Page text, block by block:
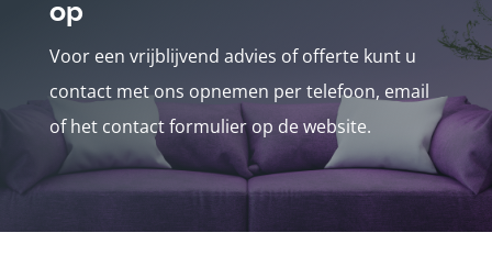
op
Voor een vrijblijvend advies of offerte kunt u
contact met ons opnemen per telefoon, email
of het contact formulier op de website.